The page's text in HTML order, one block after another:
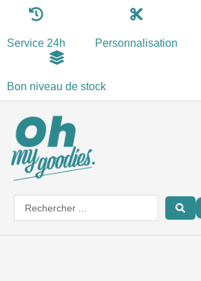
contenu
Service 24h Personnalisation
Bon niveau de stock
Search
...